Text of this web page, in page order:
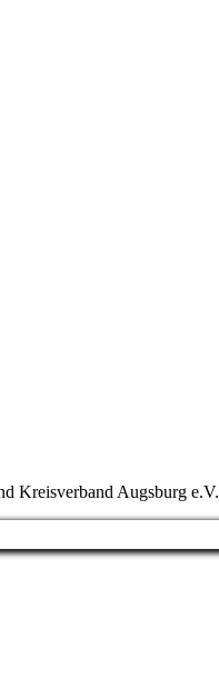
Kreisverband Augsburg e.V.